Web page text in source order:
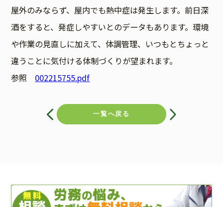
屋外のみならず、屋内でも熱中症は発生します。前日深
酒をすると、発症しやすいとのデータもあります。環境
や作業の見直しに加えて、体調管理、いつもとちょっと
違うことに気付ける体制づくりが望まれます。
参照 002215755.pdf
一覧へ戻る